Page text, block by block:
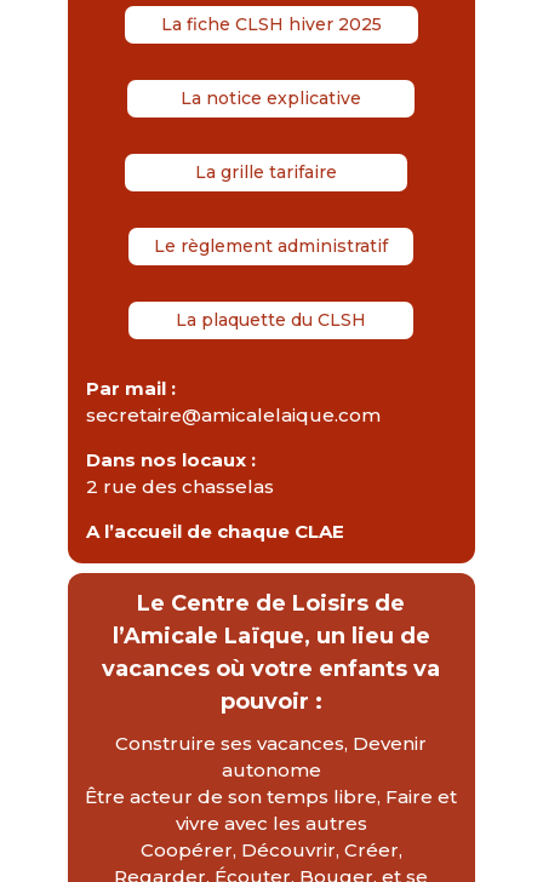
La fiche CLSH hiver 2025
La notice explicative
La grille tarifaire
Le règlement administratif
La plaquette du CLSH
Par mail :
secretaire@amicalelaique.com
Dans nos locaux :
2 rue des chasselas
A l’accueil de chaque CLAE
Le Centre de Loisirs de
l’Amicale Laïque, un lieu de
vacances où votre enfants va
pouvoir :
Construire ses vacances, Devenir
autonome
Être acteur de son temps libre, Faire et
vivre avec les autres
Coopérer, Découvrir, Créer,
Regarder, Écouter, Bouger, et se